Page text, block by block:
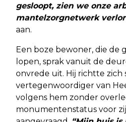
gesloopt, zien we onze
mantelzorgnetwerk
aan.
Een boze bewoner, die de
lopen, sprak vanuit de
onvrede uit. Hij richtte zich
vertegenwoordiger van
volgens hem zonder
monumentenstatus voor